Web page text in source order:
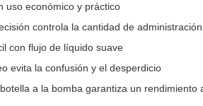
uso económico y práctico
controla la cantidad de
con flujo de líquido suave
evita la confusión y el desperdicio
a la bomba garantiza un rendimiento